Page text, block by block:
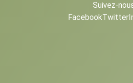
Suivez-
FacebookTwitter